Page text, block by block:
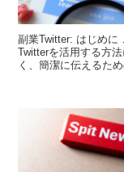
副業Twitter: はじめに
Twitterを活用する方
く、簡潔に伝えるた